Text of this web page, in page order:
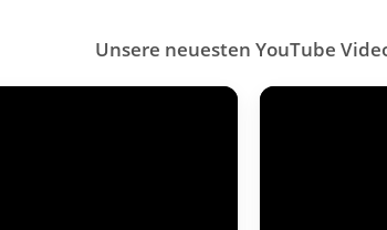
Unsere neuesten YouTube